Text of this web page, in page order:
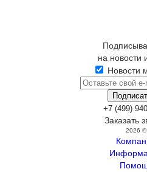
на новости
Новости
+7 (499)
Заказать
2026 ©